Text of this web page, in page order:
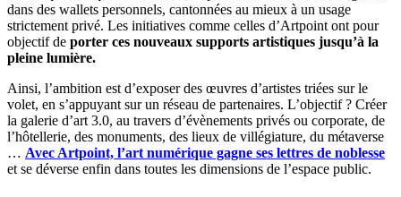
dans des wallets personnels, cantonnées au mieux à un usage
strictement privé. Les initiatives comme celles d’Artpoint ont pour
objectif de porter ces nouveaux supports artistiques jusqu’à la
pleine lumière.
Ainsi, l’ambition est d’exposer des œuvres d’artistes triées sur le
volet, en s’appuyant sur un réseau de partenaires. L’objectif ? Créer
la galerie d’art 3.0, au travers d’évènements privés ou corporate, de
l’hôtellerie, des monuments, des lieux de villégiature, du métaverse
… Avec Artpoint, l’art numérique gagne ses lettres de noblesse
et se déverse enfin dans toutes les dimensions de l’espace public.